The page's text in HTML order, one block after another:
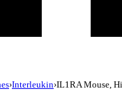
›Interleukin›IL1RA Mouse,